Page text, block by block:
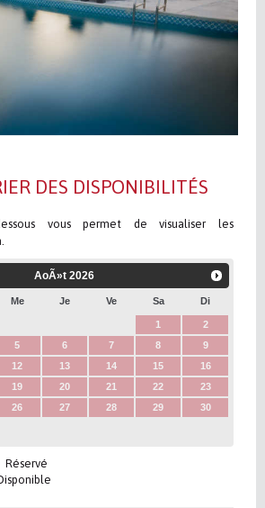
DES DISPONIBILITÉS
vous permet de visualiser les
AoÃ»t 2026
Me Je Ve Sa Di
1
2
5 6 7 8
9
12 13 14 15
16
19 20 21 22
23
26 27 28 29
30
Réservé